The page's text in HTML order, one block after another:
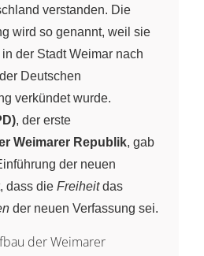
verstanden. Die
wird so genannt, weil sie
der Stadt Weimar nach
Deutschen
verkündet wurde.
, der erste
Weimarer Republik, gab
der neuen
dass die Freiheitdas
der neuen Verfassung sei.
der Weimarer